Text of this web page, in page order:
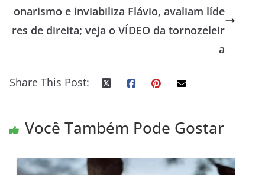
onarismo e inviabiliza Flávio, avaliam líde
res de direita; veja o VÍDEO da tornozeleir
a
Share This Post:
Você Também Pode Gostar